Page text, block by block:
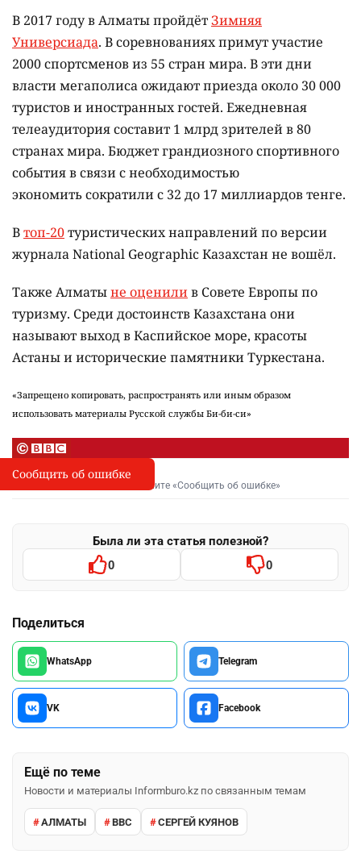
В 2017 году в Алматы пройдётЗимняя
Универсиада. В соревнованиях примут участие
2000 спортсменов из 55 стран мира. В эти дни
власти мегаполиса ожидают приезда около 30 000
туристов и иностранных гостей. Ежедневная
телеаудитория составит 1 млрд зрителей в 80
странах мира. Бюджет грандиозного спортивного
события в связи с необходимостью
экономить сократили с 32 до 17 миллиардов тенге.
Втоп-20туристических направлений по версии
журнала National Geographic Казахстан не вошёл.
Также Алматыне оценилив Совете Европы по
туризму. Среди достоинств Казахстана они
называют выход в Каспийское море, красоты
Астаны и исторические памятники Туркестана.
«Запрещено копировать, распространять или иным образом
использовать материалы Русской службы Би-би-си»
I
Сообщить об опечатке
Выделите фрагмент и нажмите «Сообщить об ошибке»
Была ли эта статья полезной?
0 0
Поделиться
WhatsApp Telegram
VK Facebook
Ещё по теме
Новости и материалы Informburo.kz по связанным темам
АЛМАТЫ BBC СЕРГЕЙ КУЯНОВ
Сообщить об ошибке